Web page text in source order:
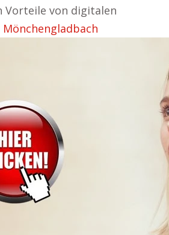
Vorteile von digitalen
Mönchengladbach